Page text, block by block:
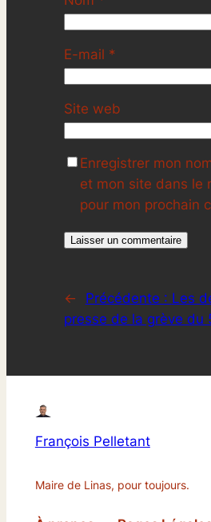
E-mail *
Site web
Enregistrer mon
et mon site dans le
pour mon prochain
← Précédente : Les
presse de la grève du
François Pelletant
Maire de Linas, pour toujours.